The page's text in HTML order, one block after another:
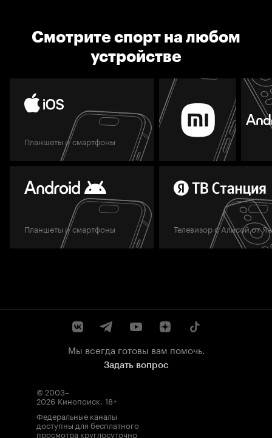
Смотрите спорт на любом
устройстве
Планшеты и смартфоны
Планшеты и смартфоны Телевизор с Алисой от
Мы всегда готовы вам помочь.
Задать вопрос
© 2003–
2026 Кинопоиск. 18+
Федеральные каналы
доступны для бесплатного
просмотра круглосуточно